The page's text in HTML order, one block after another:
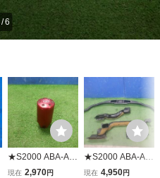
/6
★S2000 ABA-AP
2 ベースグレード
現在 2,970円
★S2000 ABA-AP
2 ベースグレード
現在 4,950円